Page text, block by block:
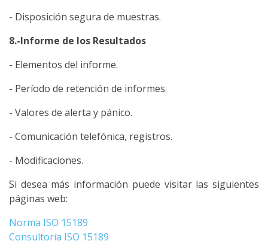
- Disposición segura de muestras.
8.-Informe de los Resultados
- Elementos del informe.
- Período de retención de informes.
- Valores de alerta y pánico.
- Comunicación telefónica, registros.
- Modificaciones.
Si desea más información puede visitar las siguientes
páginas web:
Norma ISO 15189
Consultoría ISO 15189